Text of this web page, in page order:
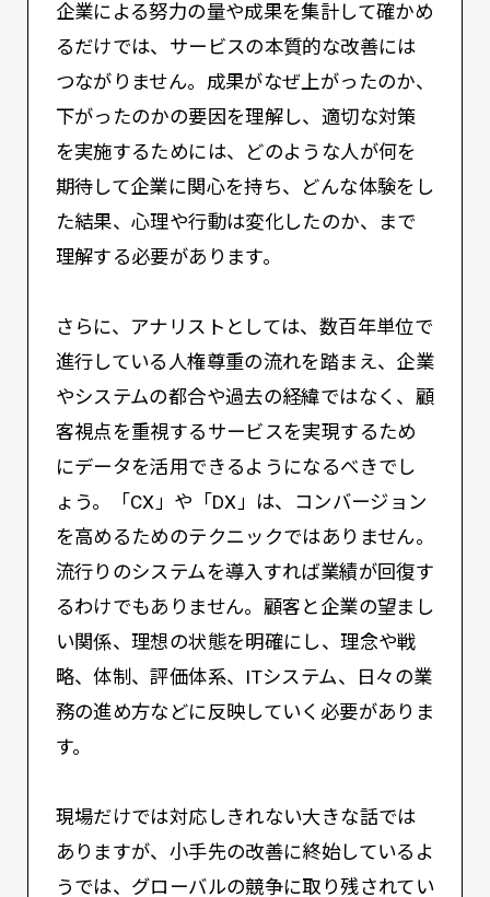
企業による努力の量や成果を集計して確かめ
るだけでは、サービスの本質的な改善には
つながりません。成果がなぜ上がったのか、
下がったのかの要因を理解し、適切な対策
を実施するためには、どのような人が何を
期待して企業に関心を持ち、どんな体験をし
た結果、心理や行動は変化したのか、まで
理解する必要があります。
さらに、アナリストとしては、数百年単位で
進行している人権尊重の流れを踏まえ、企業
やシステムの都合や過去の経緯ではなく、顧
客視点を重視するサービスを実現するため
にデータを活用できるようになるべきでし
ょう。「CX」や「DX」は、コンバージョン
を高めるためのテクニックではありません。
流行りのシステムを導入すれば業績が回復す
るわけでもありません。顧客と企業の望まし
い関係、理想の状態を明確にし、理念や戦
略、体制、評価体系、ITシステム、日々の業
務の進め方などに反映していく必要がありま
す。
現場だけでは対応しきれない大きな話では
ありますが、小手先の改善に終始しているよ
うでは、グローバルの競争に取り残されてい